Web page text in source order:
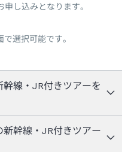
申し込みとなります。
選択可能です。
線・JR付きツアーを
幹線・JR付きツアー